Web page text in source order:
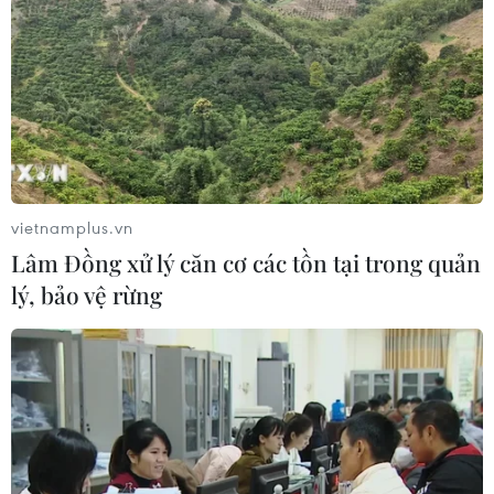
Ra mắt 'Trợ lý tài chính số' dành cho
doanh nghiệp trên nền tảng mới
06/06/2022 09:21
Trợ lý tài chính VietinBank eFAST có thể phân tích dữ
liệu, từ đó đưa ra báo cáo về tình hình sức khỏe tài
vietnamplus.vn
Lâm Đồng xử lý căn cơ các tồn tại trong quản
lý, bảo vệ rừng